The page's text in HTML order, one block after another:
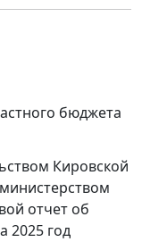
бюджета
Кировской
отчет об
2025 год